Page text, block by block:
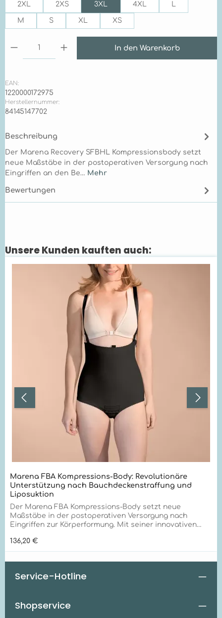
2XL 2XS 3XL 4XL L
M S XL XS
Produkt Anzahl: Gib den gewünschten Wert
In den Warenkorb
EAN:
1220000172975
Herstellernummer:
84145147702
Beschreibung
Der Marena Recovery SFBHL Kompressionsbody setzt
neue Maßstäbe in der postoperativen Versorgung nach
Eingriffen an den Be… Mehr
Bewertungen
Produktgalerie überspringen
Unsere Kunden kauften auch:
Marena FBA Kompressions-Body: Revolutionäre
Unterstützung nach Bauchdeckenstraffung und
Liposuktion
Der Marena FBA Kompressions-Body setzt neue
Maßstäbe in der postoperativen Versorgung nach
Eingriffen zur Körperformung. Mit seiner innovativen
Qualitätsmerkmalen bietet er unübertroffene
Unterstützung für Bauch, Rücken und Hüften. Optimale
Unterstützung für Taillendefinition und Rückenformung
für: Nachsorge nach Bauchdeckenstraffung
Gezielte Rückenformung Effektive Hüftkonturierung
Regulärer Preis:
136,20 €
Service-Hotline
Shopservice